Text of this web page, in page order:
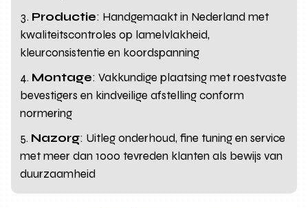
Productie: Handgemaakt in Nederland met
kwaliteitscontroles op lamelvlakheid,
kleurconsistentie en koordspanning
Montage: Vakkundige plaatsing met roestvaste
bevestigers en kindveilige afstelling conform
normering
Nazorg: Uitleg onderhoud, fine tuning en service
met meer dan 1000 tevreden klanten als bewijs van
duurzaamheid